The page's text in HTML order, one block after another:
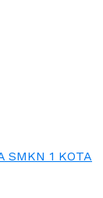
1 KOTA